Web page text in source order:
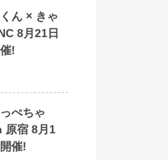
ん × きゃ
8月21日
!
ぺちゃ
原宿 8月1
催!